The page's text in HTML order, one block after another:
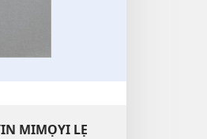
MIMỌYI LẸ